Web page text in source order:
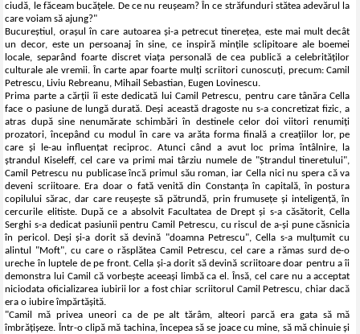
ciudă, le făceam bucățele. De ce nu reușeam? În ce străfunduri stătea adevărul la
care voiam să ajung?"
Bucureștiul, orașul în care autoarea și-a petrecut tinerețea, este mai mult decât
un decor, este un persoanaj în sine, ce inspiră mințile sclipitoare ale boemei
locale, separând foarte discret viața personală de cea publică a celebrităților
culturale ale vremii. În carte apar foarte mulți scriitori cunoscuți, precum: Camil
Petrescu, Liviu Rebreanu, Mihail Sebastian, Eugen Lovinescu.
Prima parte a cărții îi este dedicată lui Camil Petrescu, pentru care tânăra Cella
face o pasiune de lungă durată. Deși această dragoste nu s-a concretizat fizic, a
atras după sine nenumărate schimbări în destinele celor doi viitori renumiți
prozatori, începând cu modul în care va arăta forma finală a creațiilor lor, pe
care și le-au influențat reciproc. Atunci când a avut loc prima întâlnire, la
ștrandul Kiseleff, cel care va primi mai târziu numele de "Ștrandul tineretului",
Camil Petrescu nu publicase încă primul său roman, iar Cella nici nu spera că va
deveni scriitoare. Era doar o fată venită din Constanța în capitală, în postura
copilului sărac, dar care reușește să pătrundă, prin frumusețe și inteligență, în
cercurile elitiste. După ce a absolvit Facultatea de Drept și s-a căsătorit, Cella
Serghi s-a dedicat pasiunii pentru Camil Petrescu, cu riscul de a-și pune căsnicia
în pericol. Deși și-a dorit să devină "doamna Petrescu", Cella s-a mulțumit cu
alintul "Moft", cu care o răsplătea Camil Petrescu, cel care a rămas surd de-o
ureche în luptele de pe front. Cella și-a dorit să devină scriitoare doar pentru a îi
demonstra lui Camil că vorbește aceeași limbă ca el. Însă, cel care nu a acceptat
niciodata oficializarea iubirii lor a fost chiar scriitorul Camil Petrescu, chiar dacă
era o iubire împărtășită.
"Camil mă privea uneori ca de pe alt tărâm, alteori parcă era gata să mă
îmbrățișeze. Într-o clipă mă tachina, începea să se joace cu mine, să mă chinuie și